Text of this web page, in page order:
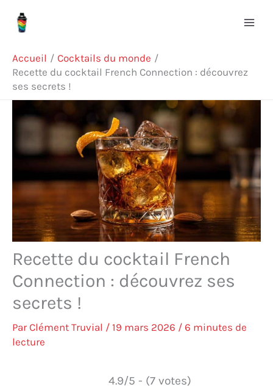
Accueil
Cocktails du monde
Recette du cocktail French Connection : découvrez
ses secrets !
Recette du cocktail French
Connection : découvrez ses
secrets !
Par Clément Truvial / 19 mars 2026 / 6 minutes de
lecture
4.9/5 - (7 votes)
h
e